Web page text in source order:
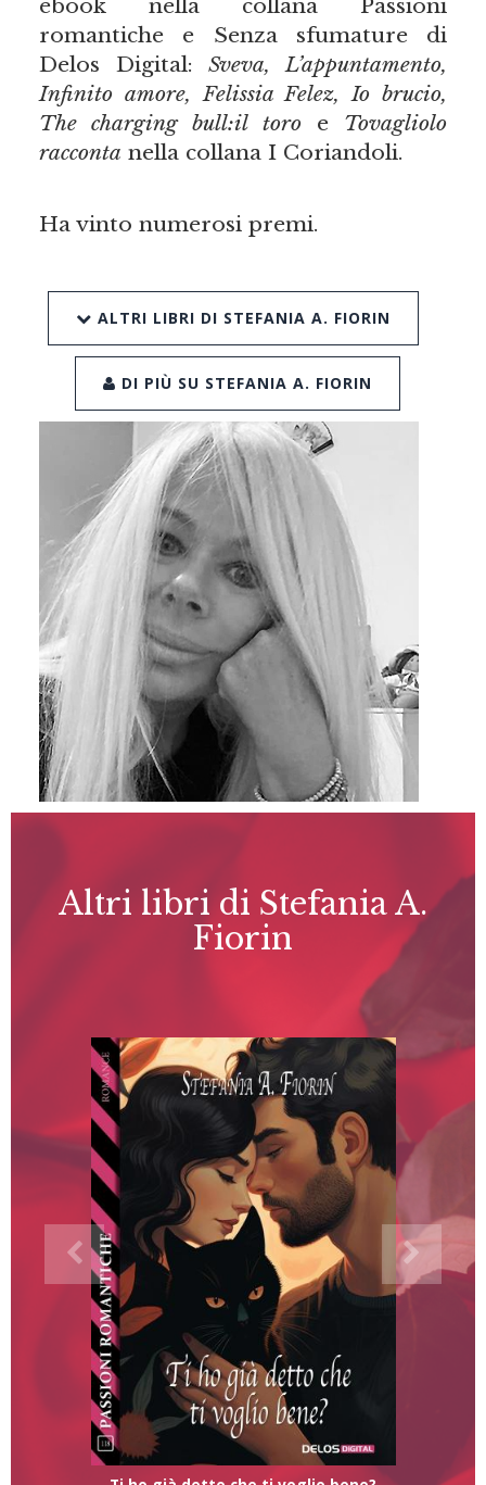
ebook nella collana Passioni
romantiche e Senza sfumature di
Delos Digital:Sveva, L’appuntamento,
Infinito amore, Felissia Felez, Io brucio,
The charging bull:il toroe Tovagliolo
racconta nella collana I Coriandoli.
Ha vinto numerosi premi.
ALTRI LIBRI DI STEFANIA A. FIORIN
DI PIÙ SU STEFANIA A. FIORIN
Altri libri di Stefania A.
Fiorin